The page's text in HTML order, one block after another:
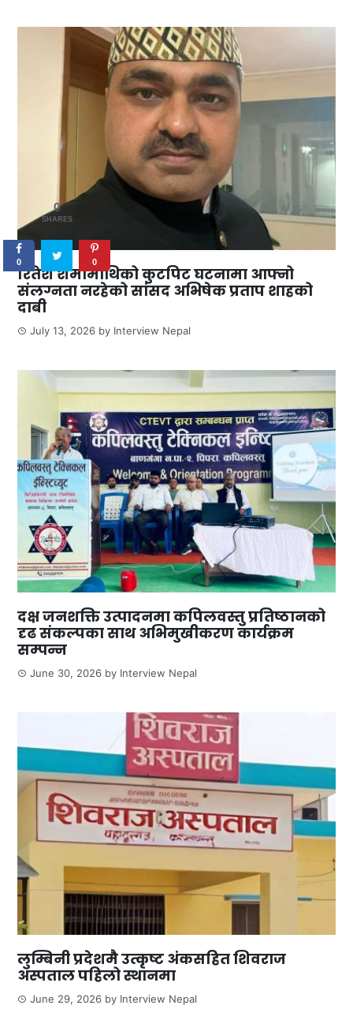
रितेश शर्मामाथिको कुटपिट घटनामा आफ्नो
संलग्नता नरहेको सांसद अभिषेक प्रताप शाहको
दाबी
July 13, 2026 by Interview Nepal
दक्ष जनशक्ति उत्पादनमा कपिलवस्तु प्रतिष्ठानको
दृढ संकल्पका साथ अभिमुखीकरण कार्यक्रम
सम्पन्न
June 30, 2026 by Interview Nepal
लुम्बिनी प्रदेशमै उत्कृष्ट अंकसहित शिवराज
अस्पताल पहिलो स्थानमा
June 29, 2026 by Interview Nepal
0
SHARES
0 0